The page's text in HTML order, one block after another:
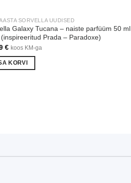
SORVELLA UUDISED
Galaxy Tucana – naiste parfüüm 50 ml
(inspireeritud Prada – Paradoxe)
€ koos KM-ga
KORVI